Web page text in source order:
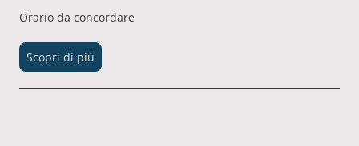
Orario da concordare
Scopri di più